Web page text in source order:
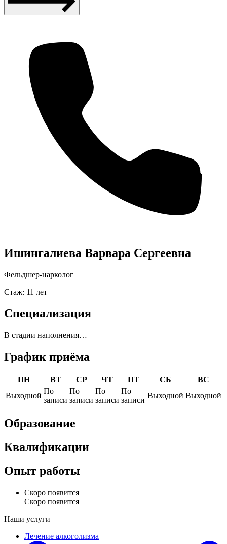
Ишингалиева Варвара Сергеевна
Фельдшер-нарколог
Стаж: 11 лет
Специализация
В стадии наполнения…
График приёма
ПН ВТ СР ЧТ ПТ СБ
ВС
Выходной
По
записи
По
записи
По
записи
По
записи
Выходной Выходной
Образование
Квалификации
Опыт работы
Скоро появится
Скоро появится
Наши услуги
Лечение алкоголизма